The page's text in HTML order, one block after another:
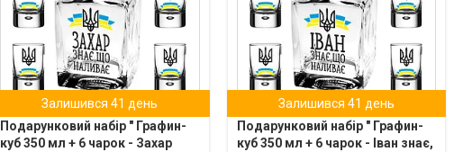
Залишився 41 день
Подарунковий набір " Графин-
куб 350 мл + 6 чарок - Захар
Залишився 41 день
Подарунковий набір " Графин-
куб 350 мл + 6 чарок - Іван знає,